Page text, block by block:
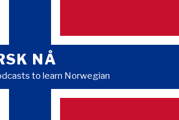
NÅ
to learn Norwegian